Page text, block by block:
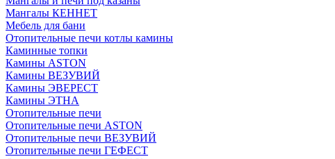
Мангалы КЕННЕТ
Мебель для бани
Отопительные печи котлы камины
Каминные топки
Камины ASTON
Камины ВЕЗУВИЙ
Камины ЭВЕРЕСТ
Камины ЭТНА
Отопительные печи
Отопительные печи ASTON
Отопительные печи ВЕЗУВИЙ
Отопительные печи ГЕФЕСТ